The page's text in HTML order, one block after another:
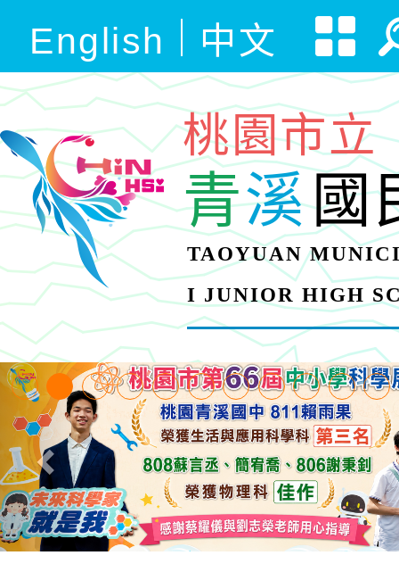
English 中文
桃園市立
青溪國
TAOYUAN
I JUNIOR HIGH
【甄選結果(第11招)】
學年度第1學期第7次代
結果(第11招)
【甄選結果(第3招)】
學年度第1學期第9次代
桃園市家庭教育中心「